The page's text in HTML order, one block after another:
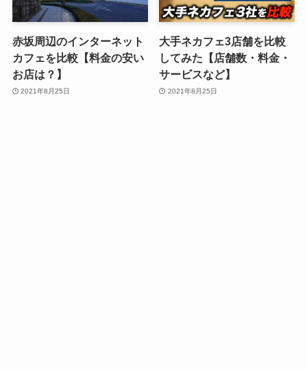
赤坂周辺のインターネット
カフェを比較【料金の安い
お店は？】
2021年8月25日
大手ネカフェ3店舗を比較
してみた【店舗数・料金・
サービスなど】
2021年8月25日